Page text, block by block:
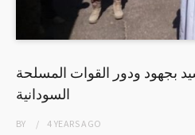
بجهود ودور القوات المسلحة
السودانية
BY 4 YEARSAGO